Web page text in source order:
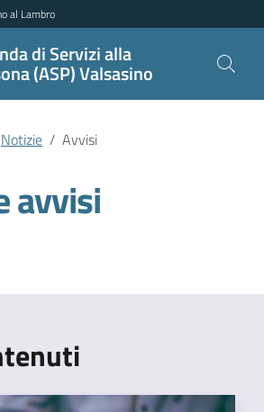
al Lambro
di Servizi alla
(ASP) Valsasino
Notizie Avvisi
avvisi